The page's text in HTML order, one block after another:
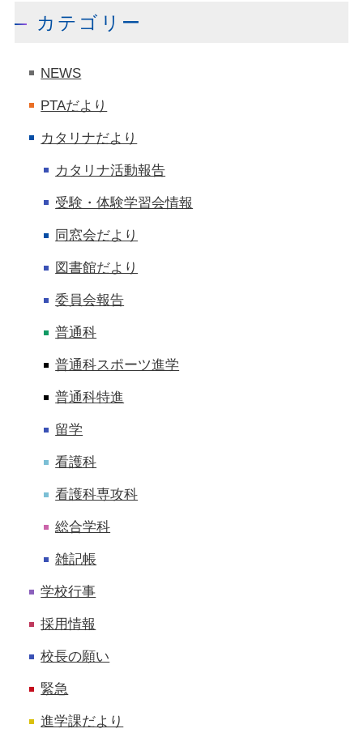
カテゴリー
NEWS
PTAだより
カタリナだより
カタリナ活動報告
受験・体験学習会情報
同窓会だより
図書館だより
委員会報告
普通科
普通科スポーツ進学
普通科特進
留学
看護科
看護科専攻科
総合学科
雑記帳
学校行事
採用情報
校長の願い
緊急
進学課だより